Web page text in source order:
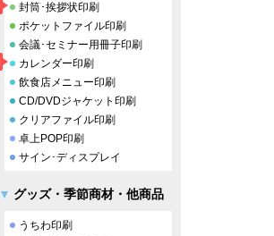
封筒･挨拶状印刷
ポケットファイル印刷
会議･セミナー用冊子印刷
カレンダー印刷
飲食店メニュー印刷
CD/DVDジャケット印刷
クリアファイル印刷
卓上POP印刷
サイン･ディスプレイ
グッズ・季節商材・他商品
うちわ印刷